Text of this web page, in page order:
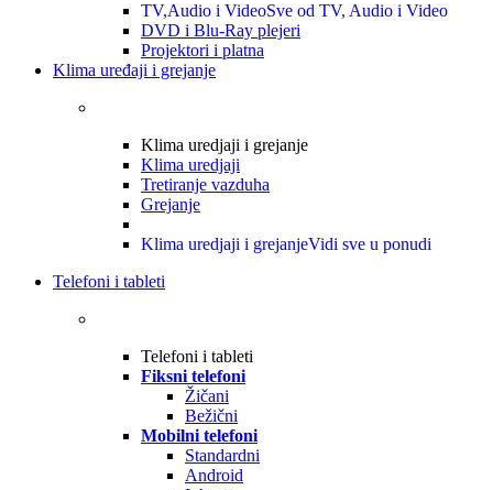
TV,Audio i VideoSve od TV, Audio i Video
DVD i Blu-Ray plejeri
Projektori i platna
Klima uređaji i grejanje
Klima uredjaji i grejanje
Klima uredjaji
Tretiranje vazduha
Grejanje
Klima uredjaji i grejanjeVidi sve u ponudi
Telefoni i tableti
Telefoni i tableti
Fiksni telefoni
Žičani
Bežični
Mobilni telefoni
Standardni
Android